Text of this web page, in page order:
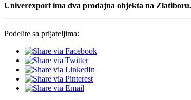
Univerexport ima dva prodajna objekta na
Podelite sa prijateljima: